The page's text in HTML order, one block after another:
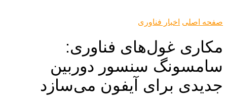
صفحه اصلی اخبار فناوری
مکاری غول‌های فناوری:
سامسونگ سنسور دوربین
جدیدی برای آیفون می‌سازد